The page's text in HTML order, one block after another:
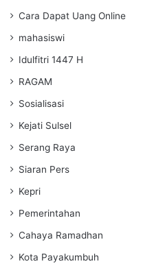
Cara Dapat Uang Online
mahasiswi
Idulfitri 1447 H
RAGAM
Sosialisasi
Kejati Sulsel
Serang Raya
Siaran Pers
Kepri
Pemerintahan
Cahaya Ramadhan
Kota Payakumbuh